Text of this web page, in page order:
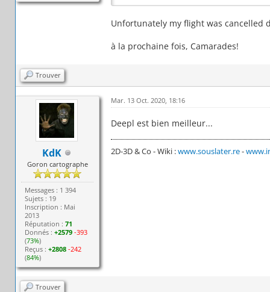
Unfortunately my flight was cancelled
à la prochaine fois, Camarades!
Trouver
KdK
Goron cartographe
Messages : 1 394
Sujets : 19
Inscription : Mai
2013
Réputation :71
Donnés :+2579 -393
(73%)
Reçus :+2808 -242
(84%)
Mar. 13 Oct. 2020, 18:16
Deepl est bien meilleur...
2D-3D & Co - Wiki :www.souslater.re-
Trouver